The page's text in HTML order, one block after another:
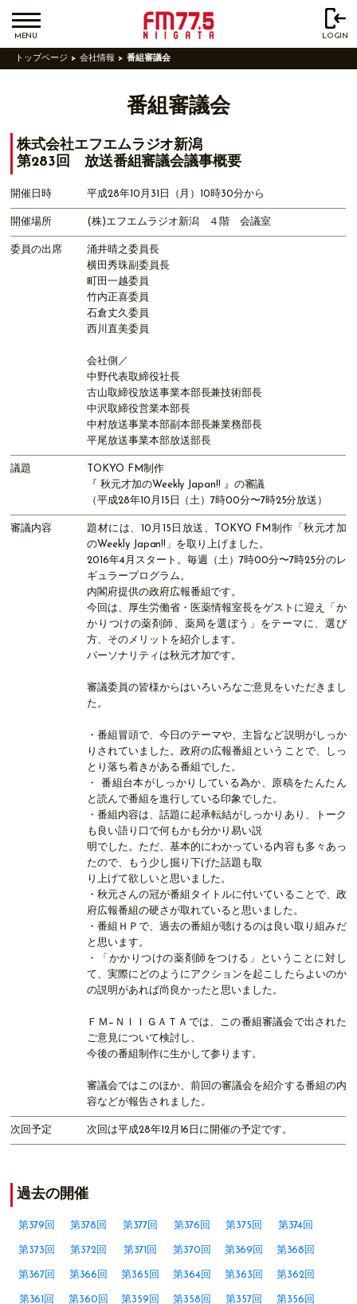
MENU LOGIN
トップページ 会社情報 番組審議会
番組審議会
株式会社エフエムラジオ新潟
第283回 放送番組審議会議事概要
開催日時 平成28年10月31日（月）10時30分から
開催場所 (株)エフエムラジオ新潟 ４階 会議室
委員の出席
涌井晴之委員長
横田秀珠副委員長
町田一越委員
竹内正喜委員
石倉丈久委員
西川直美委員
会社側／
中野代表取締役社長
古山取締役放送事業本部長兼技術部長
中沢取締役営業本部長
中村放送事業本部副本部長兼業務部長
平尾放送事業本部放送部長
議題
TOKYO FM制作
『 秋元才加のWeekly Japan!! 』の審議
（平成28年10月15日（土）7時00分〜7時25分放送）
審議内容
題材には、10月15日放送、TOKYO FM制作「秋元才加
のWeekly Japan!!」を取り上げました。
2016年4月スタート。毎週（土）7時00分〜7時25分のレ
ギュラープログラム。
内閣府提供の政府広報番組です。
今回は、厚生労働省・医薬情報室長をゲストに迎え「か
かりつけの薬剤師、薬局を選ぼう」をテーマに、選び
方、そのメリットを紹介します。
パーソナリティは秋元才加です。
審議委員の皆様からはいろいろなご意見をいただきまし
た。
・番組冒頭で、今日のテーマや、主旨など説明がしっか
りされていました。政府の広報番組ということで、しっ
とり落ち着きがある番組でした。
・ 番組台本がしっかりしている為か、原稿をたんたん
と読んで番組を進行している印象でした。
・番組内容は、話題に起承転結がしっかりあり、トーク
も良い語り口で何もかも分かり易い説
明でした。ただ、基本的にわかっている内容も多々あっ
たので、もう少し掘り下げた話題も取
り上げて欲しいと思いました。
・秋元さんの冠が番組タイトルに付いていることで、政
府広報番組の硬さが取れていると思いました。
・番組ＨＰで、過去の番組が聴けるのは良い取り組みだ
と思います。
・「かかりつけの薬剤師をつける」ということに対し
て、実際にどのようにアクションを起こしたらよいのか
の説明があれば尚良かったと思いました。
ＦＭ−ＮＩＩＧＡＴＡでは、この番組審議会で出された
ご意見について検討し、
今後の番組制作に生かして参ります。
審議会ではこのほか、前回の審議会を紹介する番組の内
容などが報告されました。
次回予定 次回は平成28年12月16日に開催の予定です。
過去の開催
第379回 第378回 第377回 第376回 第375回 第374回
第373回 第372回 第371回 第370回 第369回 第368回
第367回 第366回 第365回 第364回 第363回 第362回
第361回 第360回 第359回 第358回 第357回 第356回